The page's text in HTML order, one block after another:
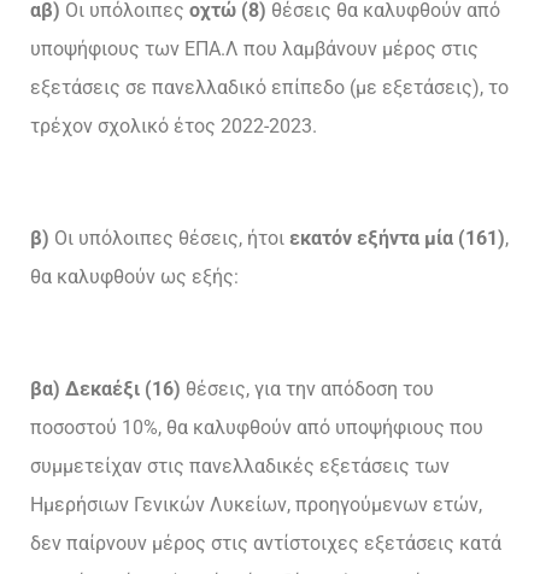
αβ) Οι υπόλοιπες οχτώ (8) θέσεις θα καλυφθούν από
υποψήφιους των ΕΠΑ.Λ που λαμβάνουν μέρος στις
εξετάσεις σε πανελλαδικό επίπεδο (με εξετάσεις), το
τρέχον σχολικό έτος 2022-2023.
β) Οι υπόλοιπες θέσεις, ήτοι εκατόν εξήντα μία (161),
θα καλυφθούν ως εξής:
βα) Δεκαέξι (16) θέσεις, για την απόδοση του
ποσοστού 10%, θα καλυφθούν από υποψήφιους που
συμμετείχαν στις πανελλαδικές εξετάσεις των
Ημερήσιων Γενικών Λυκείων, προηγούμενων ετών,
δεν παίρνουν μέρος στις αντίστοιχες εξετάσεις κατά